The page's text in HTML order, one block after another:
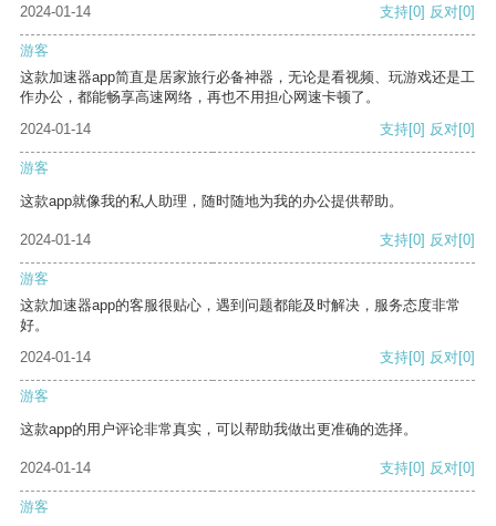
2024-01-14 支持[0] 反对[0]
游客
这款加速器app简直是居家旅行必备神器，无论是看视频、玩游戏还是工
作办公，都能畅享高速网络，再也不用担心网速卡顿了。
2024-01-14
支持[0] 反对[0]
游客
这款app就像我的私人助理，随时随地为我的办公提供帮助。
2024-01-14 支持[0] 反对[0]
游客
这款加速器app的客服很贴心，遇到问题都能及时解决，服务态度非常
好。
2024-01-14
支持[0] 反对[0]
游客
这款app的用户评论非常真实，可以帮助我做出更准确的选择。
2024-01-14 支持[0] 反对[0]
游客